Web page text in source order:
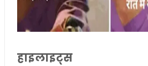
हाइलाइट्स